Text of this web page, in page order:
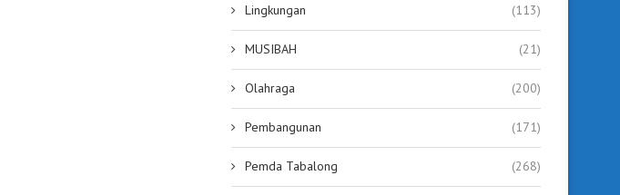
Lingkungan (113)
MUSIBAH (21)
Olahraga (200)
Pembangunan (171)
Pemda Tabalong (268)